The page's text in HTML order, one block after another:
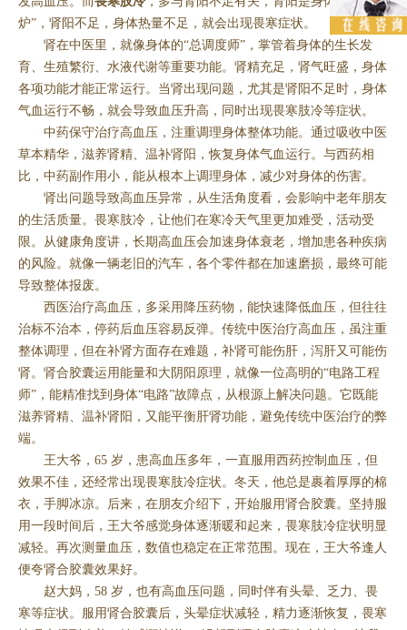
炉”，肾阳不足，身体热量不足，就会出现畏寒症状。
肾在中医里，就像身体的“总调度师”，掌管着身体的生长发
育、生殖繁衍、水液代谢等重要功能。肾精充足，肾气旺盛，身体
各项功能才能正常运行。当肾出现问题，尤其是肾阳不足时，身体
气血运行不畅，就会导致血压升高，同时出现畏寒肢冷等症状。
中药保守治疗高血压，注重调理身体整体功能。通过吸收中医
草本精华，滋养肾精、温补肾阳，恢复身体气血运行。与西药相
比，中药副作用小，能从根本上调理身体，减少对身体的伤害。
肾出问题导致高血压异常，从生活角度看，会影响中老年朋友
的生活质量。畏寒肢冷，让他们在寒冷天气里更加难受，活动受
限。从健康角度讲，长期高血压会加速身体衰老，增加患各种疾病
的风险。就像一辆老旧的汽车，各个零件都在加速磨损，最终可能
导致整体报废。
西医治疗高血压，多采用降压药物，能快速降低血压，但往往
治标不治本，停药后血压容易反弹。传统中医治疗高血压，虽注重
整体调理，但在补肾方面存在难题，补肾可能伤肝，泻肝又可能伤
肾。肾合胶囊运用能量和大阴阳原理，就像一位高明的“电路工程
师”，能精准找到身体“电路”故障点，从根源上解决问题。它既能
滋养肾精、温补肾阳，又能平衡肝肾功能，避免传统中医治疗的弊
端。
王大爷，65 岁，患高血压多年，一直服用西药控制血压，但
效果不佳，还经常出现畏寒肢冷症状。冬天，他总是裹着厚厚的棉
衣，手脚冰凉。后来，在朋友介绍下，开始服用肾合胶囊。坚持服
用一段时间后，王大爷感觉身体逐渐暖和起来，畏寒肢冷症状明显
减轻。再次测量血压，数值也稳定在正常范围。现在，王大爷逢人
便夸肾合胶囊效果好。
赵大妈，58 岁，也有高血压问题，同时伴有头晕、乏力、畏
寒等症状。服用肾合胶囊后，头晕症状减轻，精力逐渐恢复，畏寒